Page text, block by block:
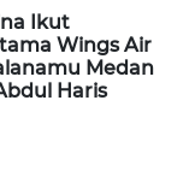
Ikut
Wings Air
Medan
Haris